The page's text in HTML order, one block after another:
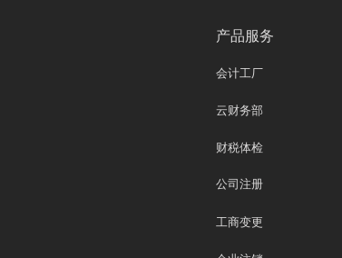
产品服务
会计工厂
云财务部
财税体检
公司注册
工商变更